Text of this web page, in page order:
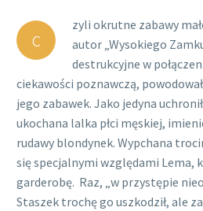
c
zyli okrutne zabawy
autor „Wysokiego
destrukcyjne w
ciekawości poznawczą,
jego zabawek. Jako jedyna
ukochana lalka płci męskiej,
rudawy blondynek. Wypchana
się specjalnymi względami Lema,
garderobę. Raz, „w przystępie
Staszek trochę go uszkodził, ale